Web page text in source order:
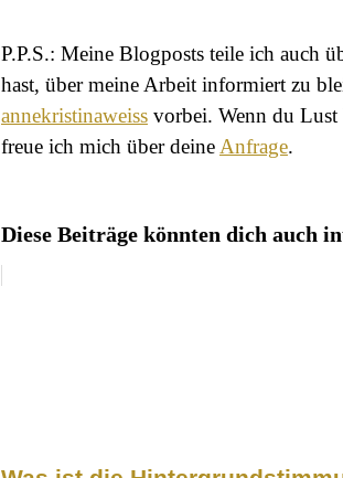
P.P.S.: Meine Blogposts teile ich auch
hast, über meine Arbeit informiert zu
annekristinaweissvorbei. Wenn du Lust
freue ich mich über deine Anfrage.
Diese Beiträge könnten dich auch